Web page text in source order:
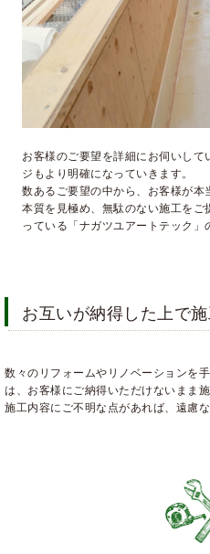
お客様のご要望を詳細にお伺いし
ジもより明確になっていきます。
数あるご要望の中から、お客様が
本質を見極め、無駄のない施工を
っている「ナガツユアートテック」
お互いが納得した上で
数々のリフォームやリノベーションを
は、お客様にご納得いただけないまま
施工内容にご不明な点があれば、遠慮な